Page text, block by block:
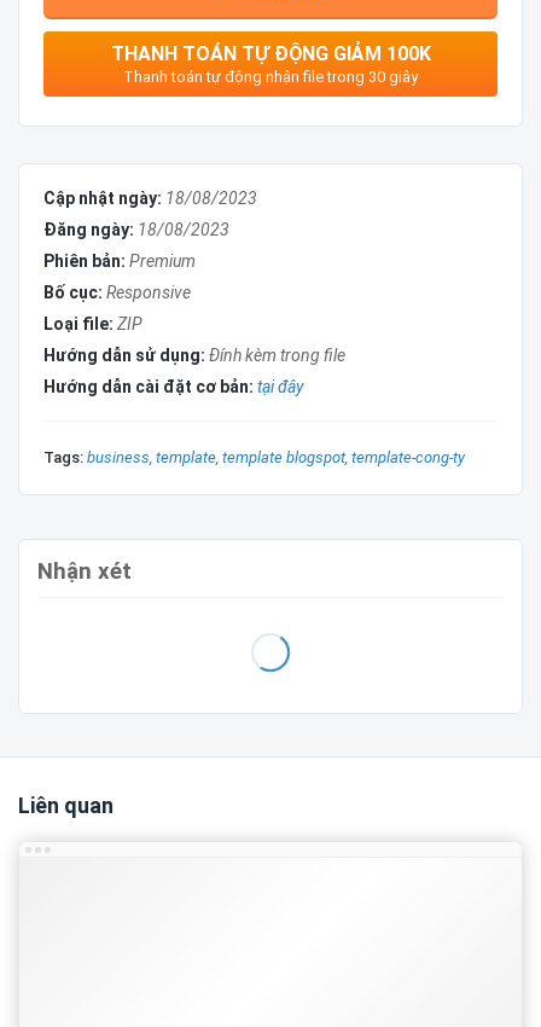
Breadcrumb
True
Giao diện được thiết kế chuẩn responsive, chuẩn seo,
tối ưu hóa code, các trang thiết kế rất chuyên nghiệp.
Tính năng nâng cấp
Tính năng
Layout dễ chỉnh sửa
Thân thiện mọi thiết bị
Chuẩn SEO ONPAGE
Ưu đãi khi mua template blogspot
Thông tin liên hệ
Trân trọng cảm ơn!
THANH TOÁN TỰ ĐỘNG GIẢM 100K
Thanh toán tự động nhận file trong 30 giây
Cập nhật ngày: 18/08/2023
Đăng ngày: 18/08/2023
Phiên bản: Premium
Bố cục: Responsive
Loại file: ZIP
Hướng dẫn sử dụng: Đính kèm trong file
Hướng dẫn cài đặt cơ bản: tại đây
Tags: business template template blogspot template-cong-ty
Nhận xét
Liên quan